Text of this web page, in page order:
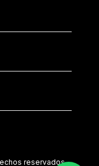
reservados.